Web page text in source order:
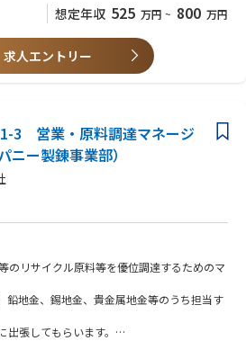
想定年収 525 万円 ~ 800 万円
求人エントリー
3 営業・原料調達マネージ
ニー製錬事業部）
のリサイクル原料等を優位調達するためのマ
地金、錫地金、貴金属地金等のうち担当す
張してもらいます。